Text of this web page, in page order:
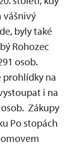
vášnivý
byly také
Rohozec
osob.
prohlídky na
i na
Zákupy
Po stopách